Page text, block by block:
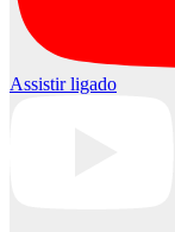
Assistir ligado